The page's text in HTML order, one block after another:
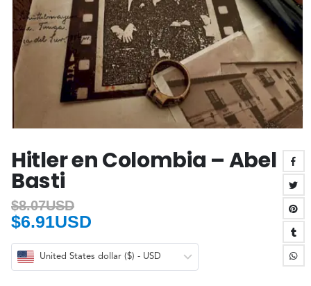
Hitler en Colombia – Abel
Basti
$8.07USD
$6.91USD
United States dollar ($) - USD